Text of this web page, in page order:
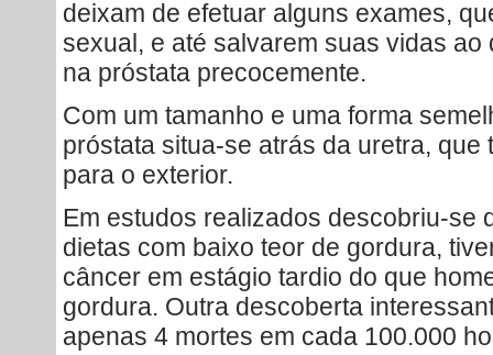
deixam de efetuar alguns exames,
sexual, e até salvarem suas vidas
na próstata precocemente.
Com um tamanho e uma forma
próstata situa-se atrás da uretra,
para o exterior.
Em estudos realizados descobriu-se
dietas com baixo teor de gordura,
câncer em estágio tardio do que
gordura. Outra descoberta
apenas 4 mortes em cada 100.000